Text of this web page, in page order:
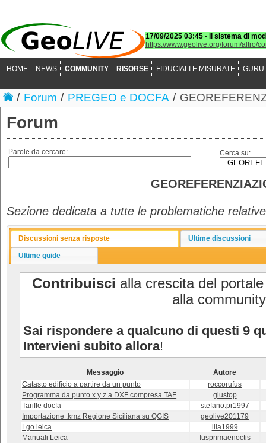
17/09/2025 03:45 -
Il sistema di
https://www.geolive.org/forum/altro/
HOME NEWS COMMUNITY RISORSE FIDUCIALI E MISURATE GURU
/ Forum / PREGEO e DOCFA /
Forum
Parole da cercare: Cerca su:
Sezione dedicata a tutte le problematiche
Discussioni senza risposte Ultime discussioni
Ultime guide
Contribuisci alla crescita del
alla
Sai rispondere a qualcuno di questi 9
Intervieni subito allora!
Messaggio
Autore
Catasto edificio a partire da un punto
roccorufus
Programma da punto x y z a DXF compresa TAF
giustop
Tariffe docfa
stefano.pr1997
Importazione .kmz Regione Siciliana su QGIS
geolive201179
Lgo leica
lila1999
Manuali Leica
Iusprimaenoctis